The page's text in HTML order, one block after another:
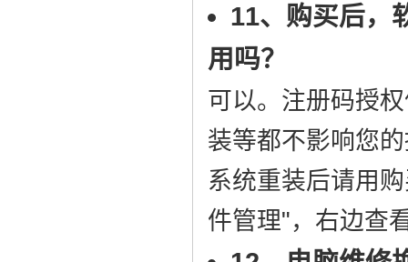
11、购买后，
用吗？
可以。注册码授
装等都不影响您
系统重装后请用
件管理"，右边查